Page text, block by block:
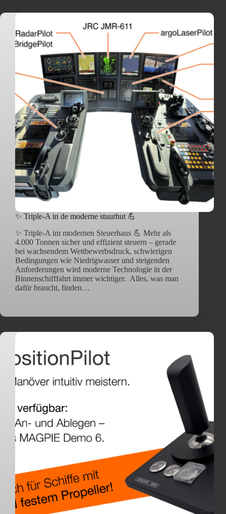
✨ Triple-A in de moderne stuurhut 💪
✨ Triple-A im modernen Steuerhaus 💪 Mehr als
4.000 Tonnen sicher und effizient steuern – gerade
bei wachsendem Wettbewerbsdruck, schwierigen
Bedingungen wie Niedrigwasser und steigenden
Anforderungen wird moderne Technologie in der
Binnenschifffahrt immer wichtiger. Alles, was man
dafür braucht, finden…